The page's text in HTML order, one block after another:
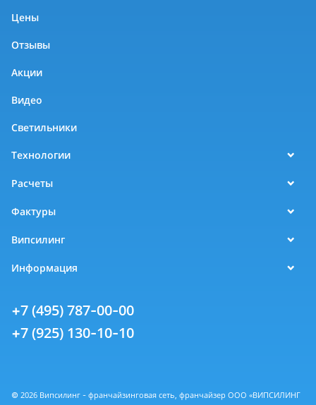
Цены
Отзывы
Акции
Видео
Светильники
Технологии
Расчеты
Фактуры
Випсилинг
Информация
+7 (495) 787-00-00
+7 (925) 130-10-10
© 2026 Випсилинг - франчайзинговая сеть, франчайзер ООО «ВИПСИЛИНГ